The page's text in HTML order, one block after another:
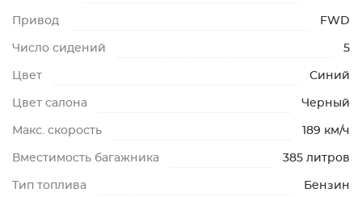
Привод FWD
Число сидений 5
Цвет Синий
Цвет салона Черный
Макс. скорость 189 км/ч
Вместимость багажника 385 литров
Тип топлива Бензин